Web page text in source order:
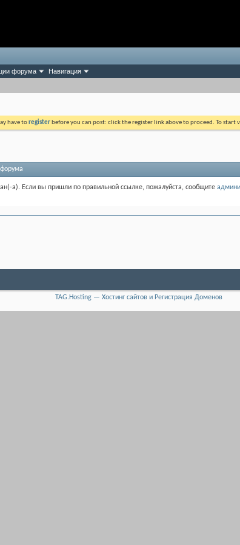
форума Навигация
have toregister before you can post: click the register link above to proceed. To
а). Если вы пришли по правильной ссылке, пожалуйста, сообщите
TAG.Hosting — Хостинг сайтов и Регистрация Доменов